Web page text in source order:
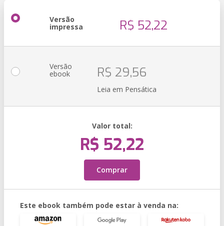
Versão
impressa R$ 52,22
Versão
ebook R$ 29,56
Leia em Pensática
Valor total:
R$ 52,22
Comprar
Este ebook também pode estar à venda na: